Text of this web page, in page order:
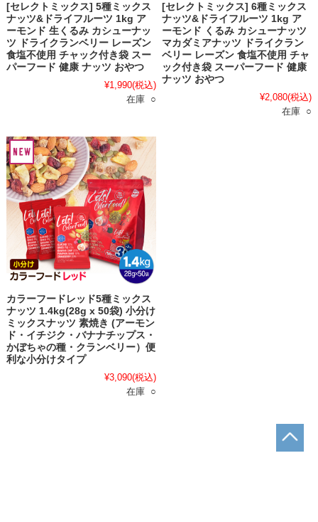
[セレクトミックス] 5種ミックス
ナッツ&ドライフルーツ 1kg ア
ーモンド 生くるみ カシューナッ
ツ ドライクランベリー レーズン
食塩不使用 チャック付き袋 スー
パーフード 健康 ナッツ おやつ
¥1,990(税込)
在庫 ○
[セレクトミックス] 6種ミックス
ナッツ&ドライフルーツ 1kg ア
ーモンド くるみ カシューナッツ
マカダミアナッツ ドライクラン
ベリー レーズン 食塩不使用 チャ
ック付き袋 スーパーフード 健康
ナッツ おやつ
¥2,080(税込)
在庫 ○
カラーフードレッド5種ミックス
ナッツ 1.4kg(28g x 50袋) 小分け
ミックスナッツ 素焼き (アーモン
ド・イチジク・バナナチップス・
かぼちゃの種・クランベリー）便
利な小分けタイプ
¥3,090(税込)
在庫 ○